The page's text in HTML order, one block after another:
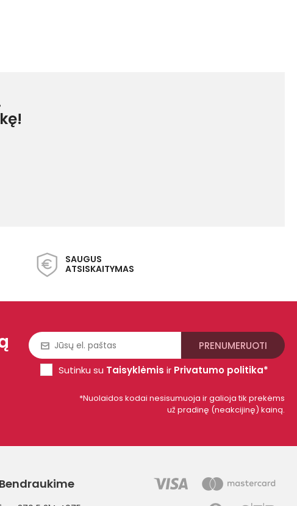
SAUGUS
ATSISKAITYMAS
Sutinku su Taisyklėmis ir Privatumo politika*
*Nuolaidos kodai nesisumuoja ir galioja tik prekėms
už pradinę (neakcijinę) kainą.
Bendraukime